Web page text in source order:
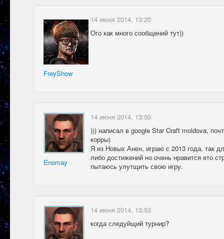
FreyShow
14 июня 2014, 13:20
Ого как много сообщений тут))
Enomay
14 июня 2014, 13:50
))) написал в google Star Craft moldova,
корры)
Я из Новых Анен, играю с 2013 года, так
либо достижений но очень нравится ето
пытаюсь улутщить свою игру.
14 июня 2014, 13:53
когда следуйщий турнир?